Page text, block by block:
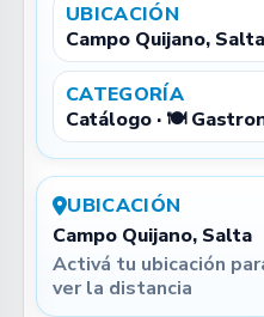
UBICACIÓN
Campo Quijano, Salta
CATEGORÍA
Catálogo · 🍽️
UBICACIÓN
Campo Quijano, Salta
Activá tu ubicación
ver la distancia